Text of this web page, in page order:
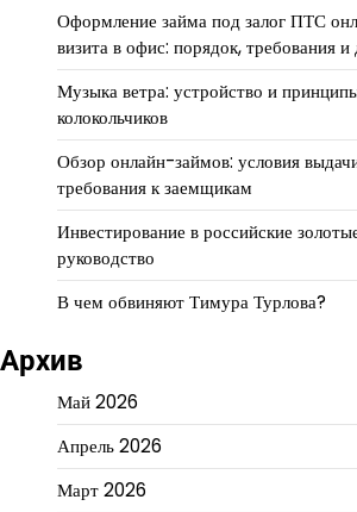
Оформление займа под залог ПТС
визита в офис: порядок, требования
Музыка ветра: устройство и
колокольчиков
Обзор онлайн-займов: условия
требования к заемщикам
Инвестирование в российские
руководство
В чем обвиняют Тимура Турлова?
Архив
Май 2026
Апрель 2026
Март 2026